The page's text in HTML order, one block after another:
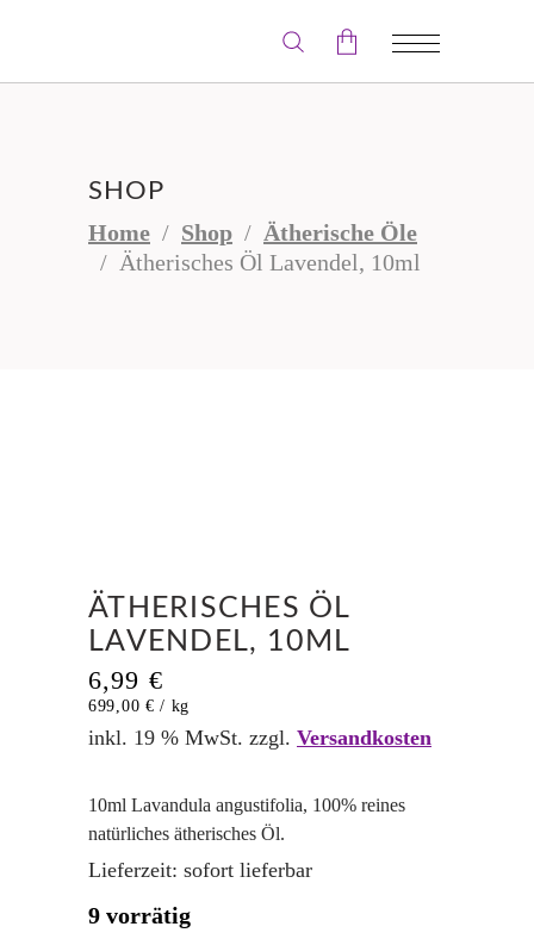
SHOP
Home / Shop / Ätherische Öle
/ Ätherisches Öl Lavendel, 10ml
ÄTHERISCHES ÖL
LAVENDEL, 10ML
6,99 €
699,00 € / kg
inkl. 19 % MwSt. zzgl. Versandkosten
10ml Lavandula angustifolia, 100% reines
natürliches ätherisches Öl.
Lieferzeit: sofort lieferbar
9 vorrätig